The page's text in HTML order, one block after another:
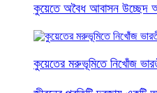
কুয়েতে অবৈধ আবাসন উচ্ছেদ
কুয়েতের মরুভূমিতে নিখোঁজ